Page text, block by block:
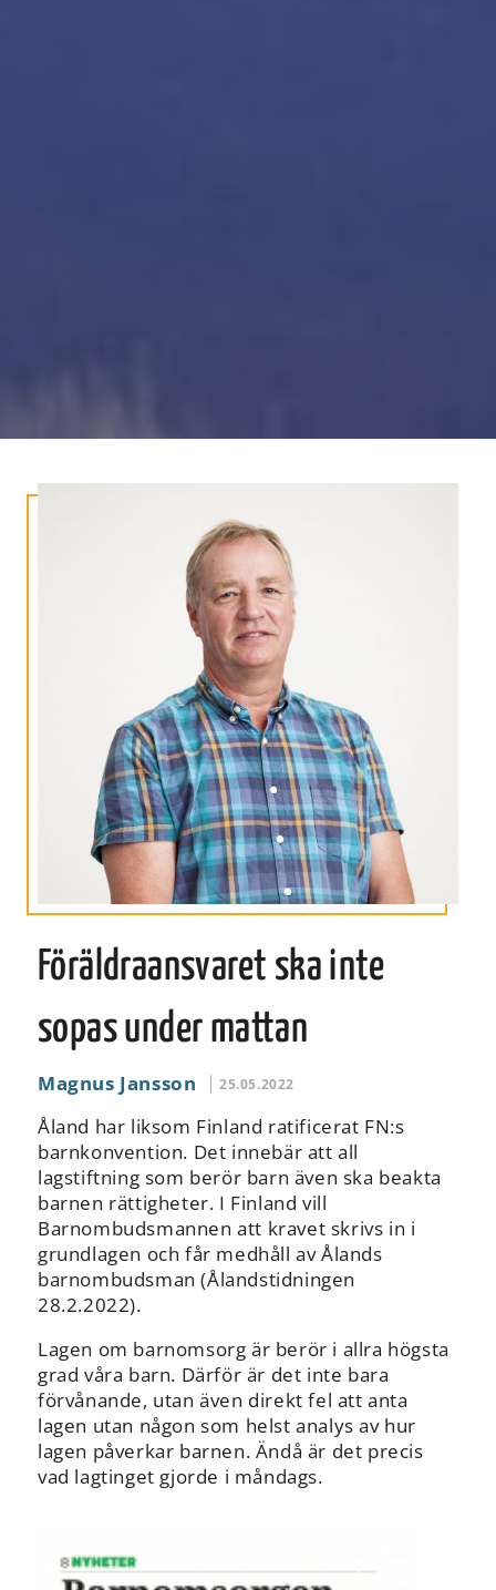
Föräldraansvaret ska inte
sopas under mattan
Magnus Jansson 25.05.2022
Åland har liksom Finland ratificerat FN:s
barnkonvention. Det innebär att all
lagstiftning som berör barn även ska beakta
barnen rättigheter. I Finland vill
Barnombudsmannen att kravet skrivs in i
grundlagen och får medhåll av Ålands
barnombudsman (Ålandstidningen
28.2.2022).
Lagen om barnomsorg är berör i allra högsta
grad våra barn. Därför är det inte bara
förvånande, utan även direkt fel att anta
lagen utan någon som helst analys av hur
lagen påverkar barnen. Ändå är det precis
vad lagtinget gjorde i måndags.